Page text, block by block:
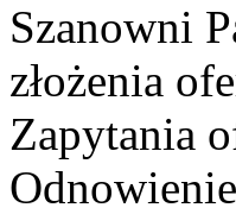
Szanowni
złożenia
Zapytania